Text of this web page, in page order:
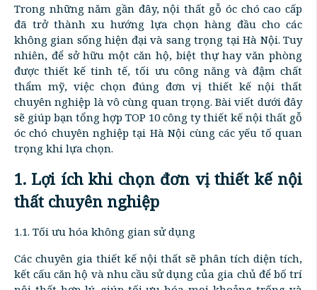
Trong những năm gần đây, nội thất gỗ óc chó cao cấp
đã trở thành xu hướng lựa chọn hàng đầu cho các
không gian sống hiện đại và sang trọng tại Hà Nội. Tuy
nhiên, để sở hữu một căn hộ, biệt thự hay văn phòng
được thiết kế tinh tế, tối ưu công năng và đậm chất
thẩm mỹ, việc chọn đúng đơn vị thiết kế nội thất
chuyên nghiệp là vô cùng quan trọng. Bài viết dưới đây
sẽ giúp bạn tổng hợp TOP 10 công ty thiết kế nội thất gỗ
óc chó chuyên nghiệp tại Hà Nội cùng các yếu tố quan
trọng khi lựa chọn.
1. Lợi ích khi chọn đơn vị thiết kế nội
thất chuyên nghiệp
1.1. Tối ưu hóa không gian sử dụng
Các chuyên gia thiết kế nội thất sẽ phân tích diện tích,
kết cấu căn hộ và nhu cầu sử dụng của gia chủ để bố trí